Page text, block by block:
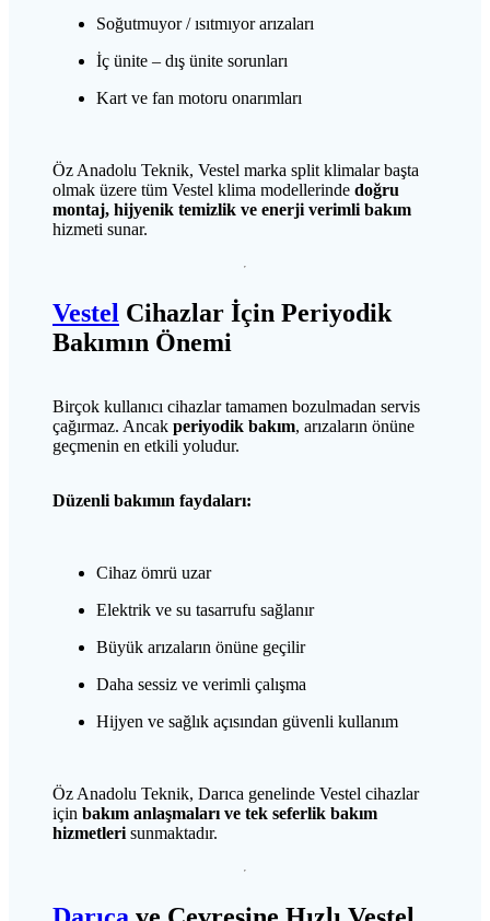
Soğutmuyor / ısıtmıyor arızaları
İç ünite – dış ünite sorunları
Kart ve fan motoru onarımları
Öz Anadolu Teknik, Vestel marka split klimalar başta
olmak üzere tüm Vestel klima modellerinde doğru
montaj, hijyenik temizlik ve enerji verimli bakım
hizmeti sunar.
Vestel Cihazlar İçin Periyodik
Bakımın Önemi
Birçok kullanıcı cihazlar tamamen bozulmadan servis
çağırmaz. Ancak periyodik bakım, arızaların önüne
geçmenin en etkili yoludur.
Düzenli bakımın faydaları:
Cihaz ömrü uzar
Elektrik ve su tasarrufu sağlanır
Büyük arızaların önüne geçilir
Daha sessiz ve verimli çalışma
Hijyen ve sağlık açısından güvenli kullanım
Öz Anadolu Teknik, Darıca genelinde Vestel cihazlar
için bakım anlaşmaları ve tek seferlik bakım
hizmetleri sunmaktadır.